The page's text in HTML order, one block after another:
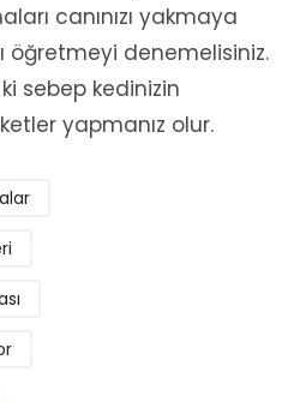
canınızı yakmaya
öğretmeyi denemelisiniz.
ki sebep kedinizin
yapmanız olur.